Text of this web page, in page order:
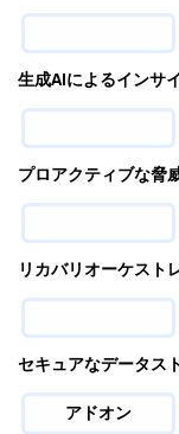
生成AIによるインサ
プロアクティブな脅
リカバリオーケスト
セキュアなデータス
アドオン